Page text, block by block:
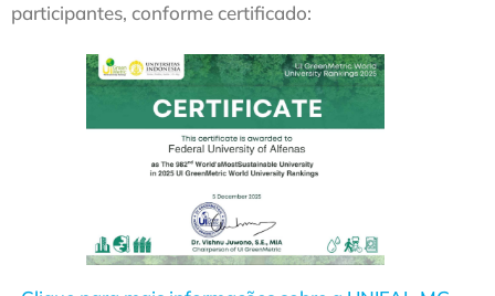
participantes, conforme certificado: